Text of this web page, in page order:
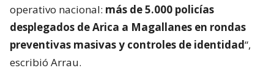
operativo nacional: más de 5.000 policías
desplegados de Arica a Magallanes en rondas
preventivas masivas y controles de identidad“,
escribió Arrau.